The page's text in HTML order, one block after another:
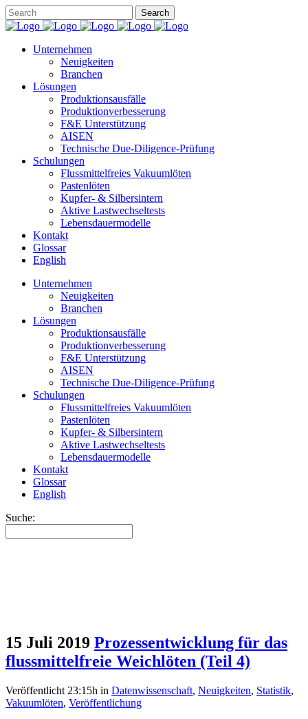
Unternehmen
Neuigkeiten
Branchen
Lösungen
Produktionsausfälle
Produktionverbesserung
F&E Unterstützung
AISEN
Technische Due-Diligence-Prüfung
Schulungen
Flussmittelfreies Vakuumlöten
Pastenlöten
Kupfer- & Silbersintern
Aktive Lastwechseltests
Lebensdauermodelle
Kontakt
Glossar
English
Unternehmen
Neuigkeiten
Branchen
Lösungen
Produktionsausfälle
Produktionverbesserung
F&E Unterstützung
AISEN
Technische Due-Diligence-Prüfung
Schulungen
Flussmittelfreies Vakuumlöten
Pastenlöten
Kupfer- & Silbersintern
Aktive Lastwechseltests
Lebensdauermodelle
Kontakt
Glossar
English
Suche:
15 Juli 2019 Prozessentwicklung für das
flussmittelfreie Weichlöten (Teil 4)
Veröffentlicht 23:15h in Datenwissenschaft, Neuigkeiten, Statistik,
Vakuumlöten, Veröffentlichung